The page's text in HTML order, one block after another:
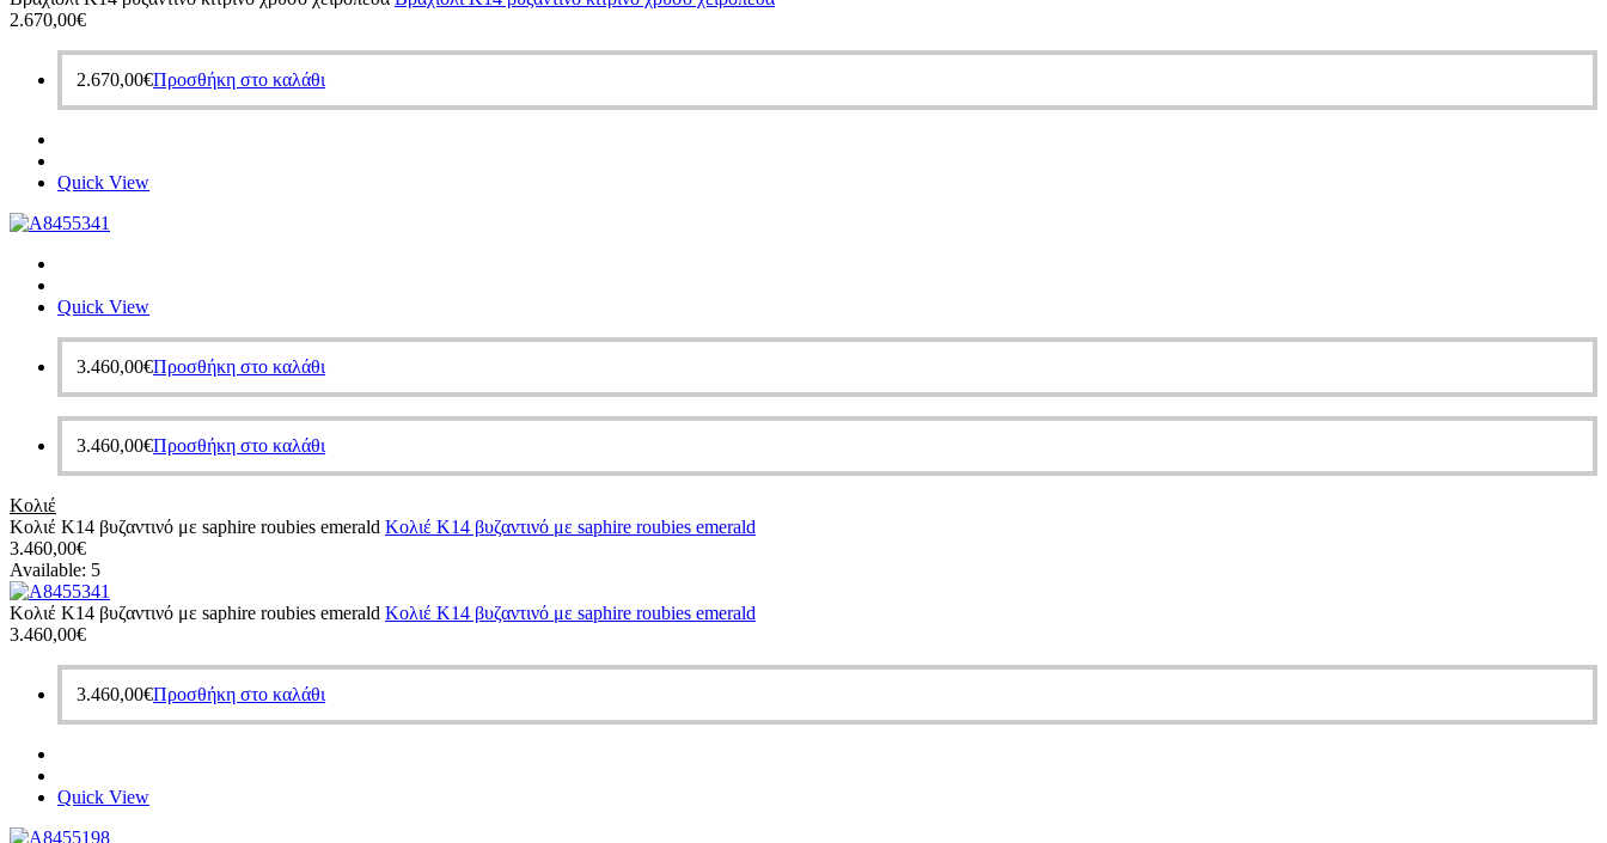
2.670,00€
2.670,00€Προσθήκη στο καλάθι
Quick View
Quick View
3.460,00€Προσθήκη στο καλάθι
3.460,00€Προσθήκη στο καλάθι
Κολιέ
Κολιέ Κ14 βυζαντινό με saphire roubies emerald Κολιέ Κ14 βυζαντινό με saphire roubies emerald
3.460,00€
Available: 5
Κολιέ Κ14 βυζαντινό με saphire roubies emerald Κολιέ Κ14 βυζαντινό με saphire roubies emerald
3.460,00€
3.460,00€Προσθήκη στο καλάθι
Quick View